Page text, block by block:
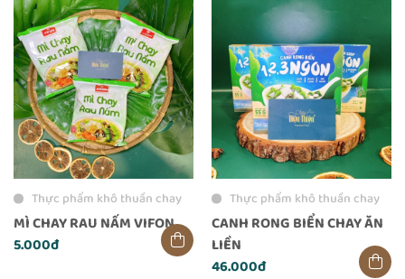
Thực phẩm khô thuần chay
MÌ CHAY RAU NẤM VIFON
5.000đ
Thực phẩm khô thuần chay
CANH RONG BIỂN CHAY ĂN
LIỀN
46.000đ